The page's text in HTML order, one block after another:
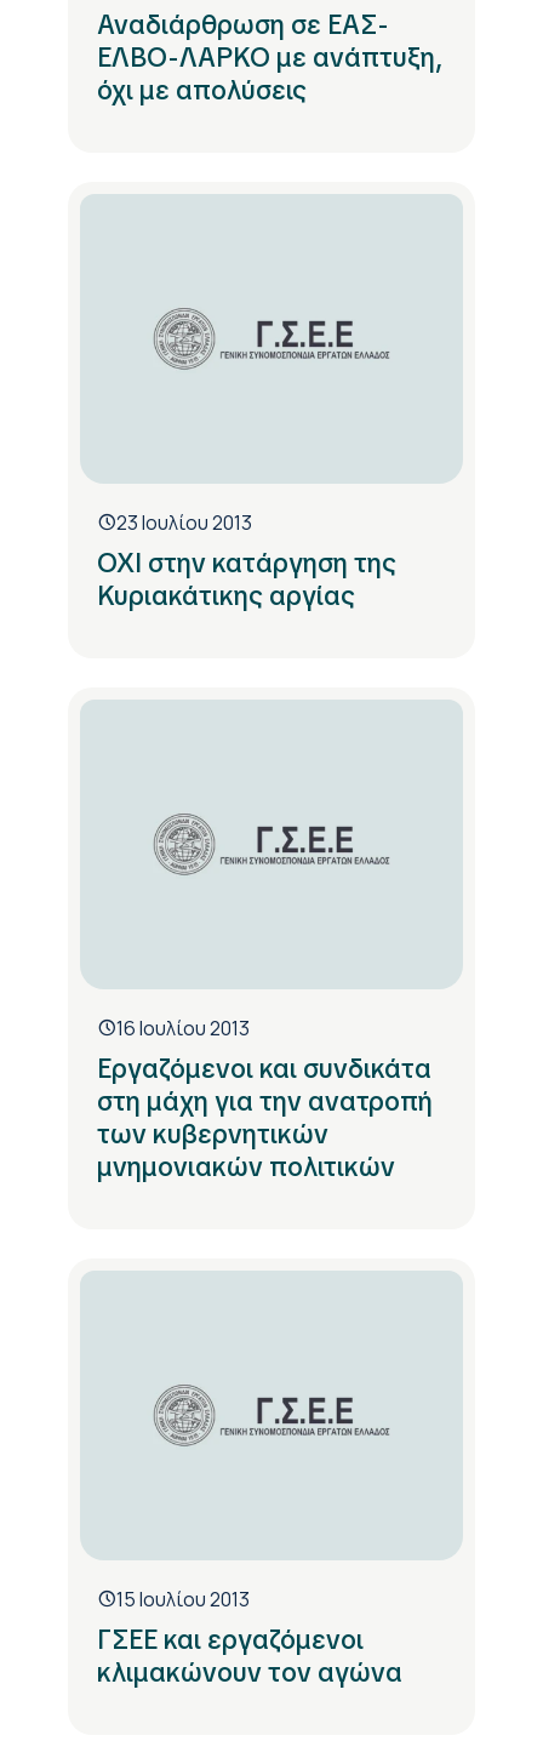
Αναδιάρθρωση σε ΕΑΣ-
ΕΛΒΟ-ΛΑΡΚΟ με ανάπτυξη,
όχι με απολύσεις
23 Ιουλίου 2013
ΟΧΙ στην κατάργηση της
Κυριακάτικης αργίας
16 Ιουλίου 2013
Εργαζόμενοι και συνδικάτα
στη μάχη για την ανατροπή
των κυβερνητικών
μνημονιακών πολιτικών
15 Ιουλίου 2013
ΓΣΕΕ και εργαζόμενοι
κλιμακώνουν τον αγώνα